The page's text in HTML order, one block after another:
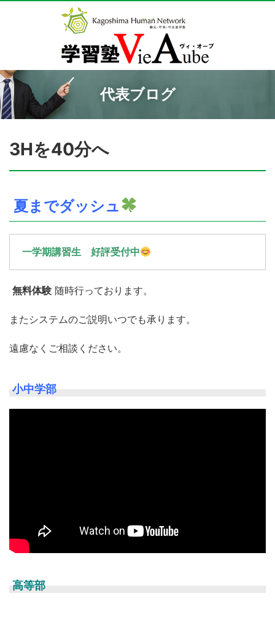
代表ブログ
3Hを40分へ
夏までダッシュ
一学期講習生 好評受付中
無料体験 随時行っております。
またシステムのご説明いつでも承ります。
遠慮なくご相談ください。
小中学部
高等部